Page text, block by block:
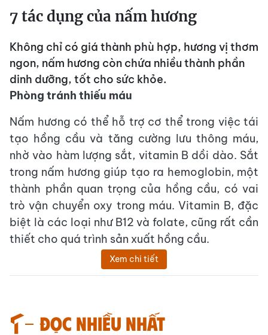
7 tác dụng của nấm hương
Không chỉ có giá thành phù hợp, hương vị thơm
ngon, nấm hương còn chứa nhiều thành phần
dinh dưỡng, tốt cho sức khỏe.
Phòng tránh thiếu máu
Nấm hương có thể hỗ trợ cơ thể trong việc tái
tạo hồng cầu và tăng cường lưu thông máu,
nhờ vào hàm lượng sắt, vitamin B dồi dào. Sắt
trong nấm hương giúp tạo ra hemoglobin, một
thành phần quan trọng của hồng cầu, có vai
trò vận chuyển oxy trong máu. Vitamin B, đặc
biệt là các loại như B12 và folate, cũng rất cần
thiết cho quá trình sản xuất hồng cầu.
Xem chi tiết
Đọc nhiều nhất